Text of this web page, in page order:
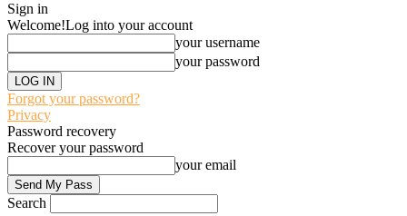
Sign in
Welcome!Log into your account
your username
your password
Forgot your password?
Privacy
Password recovery
Recover your password
your email
Search